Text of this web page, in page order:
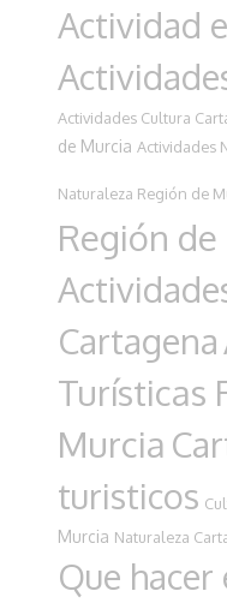
Actividad
Actividades Cultura
de Murcia Actividades
Naturaleza Región de
Región
Cartagena
Turísticas
Murcia
turisticos
Murcia Naturaleza
Que